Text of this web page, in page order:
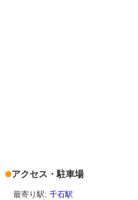
アクセス・駐車場
最寄り駅: 千石駅